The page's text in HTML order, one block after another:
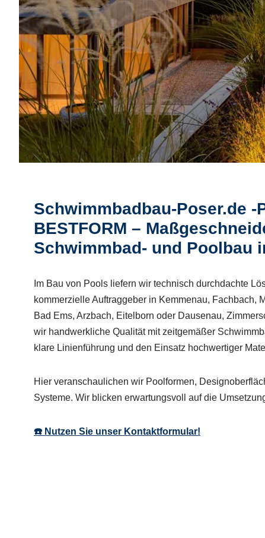
Schwimmbadbau-Poser.de -
BESTFORM –
Schwimmbad- und Poolbau
Im Bau von Pools liefern wir technisch durchdachte
kommerzielle Auftraggeber in Kemmenau, Fachbach,
Bad Ems, Arzbach, Eitelborn oder Dausenau,
wir handwerkliche Qualität mit zeitgemäßer
klare Linienführung und den Einsatz hochwertiger
Hier veranschaulichen wir Poolformen,
Systeme. Wir blicken erwartungsvoll auf die
☎️ Nutzen Sie unser Kontaktformular!